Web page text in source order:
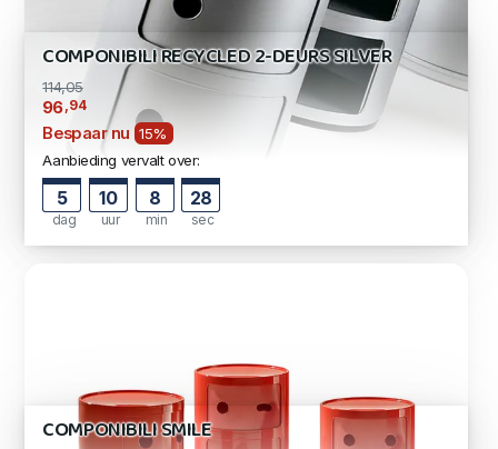
COMPONIBILI RECYCLED 2-DEURS SILVER
114,05
96,94
Bespaar nu 15%
Aanbieding vervalt over:
5
dag
10
uur
8
min
27
sec
COMPONIBILI SMILE